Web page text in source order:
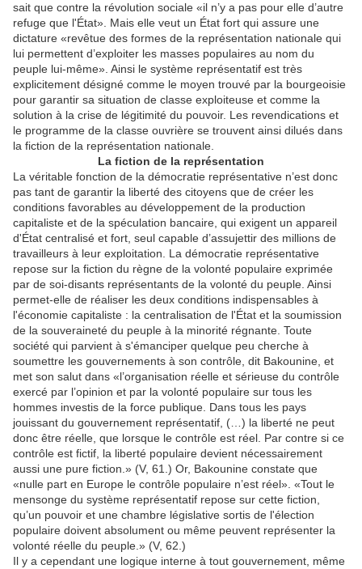
sait que contre la révolution sociale «il n’y a pas pour elle d’autre
refuge que l'État». Mais elle veut un État fort qui assure une
dictature «revêtue des formes de la représentation nationale qui
lui permettent d’exploiter les masses populaires au nom du
peuple lui-même». Ainsi le système représentatif est très
explicitement désigné comme le moyen trouvé par la bourgeoisie
pour garantir sa situation de classe exploiteuse et comme la
solution à la crise de légitimité du pouvoir. Les revendications et
le programme de la classe ouvrière se trouvent ainsi dilués dans
la fiction de la représentation nationale.
La fiction de la représentation
La véritable fonction de la démocratie représentative n’est donc
pas tant de garantir la liberté des citoyens que de créer les
conditions favorables au développement de la production
capitaliste et de la spéculation bancaire, qui exigent un appareil
d'État centralisé et fort, seul capable d’assujettir des millions de
travailleurs à leur exploitation. La démocratie représentative
repose sur la fiction du règne de la volonté populaire exprimée
par de soi-disants représentants de la volonté du peuple. Ainsi
permet-elle de réaliser les deux conditions indispensables à
l'économie capitaliste : la centralisation de l'État et la soumission
de la souveraineté du peuple à la minorité régnante. Toute
société qui parvient à s'émanciper quelque peu cherche à
soumettre les gouvernements à son contrôle, dit Bakounine, et
met son salut dans «l’organisation réelle et sérieuse du contrôle
exercé par l’opinion et par la volonté populaire sur tous les
hommes investis de la force publique. Dans tous les pays
jouissant du gouvernement représentatif, (…) la liberté ne peut
donc être réelle, que lorsque le contrôle est réel. Par contre si ce
contrôle est fictif, la liberté populaire devient nécessairement
aussi une pure fiction.» (V, 61.) Or, Bakounine constate que
«nulle part en Europe le contrôle populaire n’est réel». «Tout le
mensonge du système représentatif repose sur cette fiction,
qu’un pouvoir et une chambre législative sortis de l'élection
populaire doivent absolument ou même peuvent représenter la
volonté réelle du peuple.» (V, 62.)
Il y a cependant une logique interne à tout gouvernement, même